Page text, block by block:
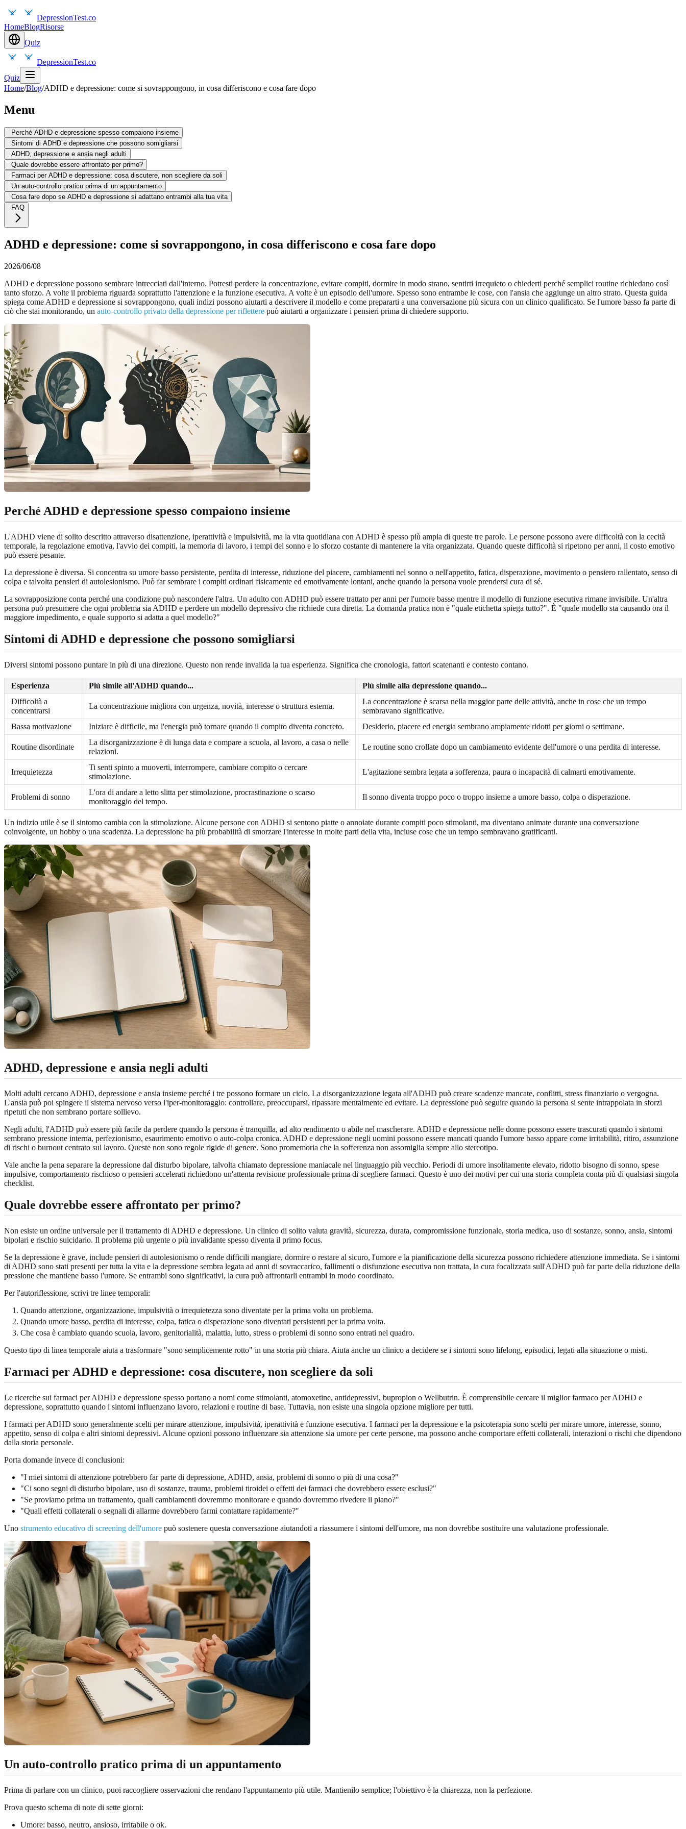
DepressionTest.co
HomeBlogRisorse
Quiz
DepressionTest.co
Quiz
Home/Blog/ADHD e depressione: come si sovrappongono, in cosa differiscono e cosa fare dopo
Menu
Perché ADHD e depressione spesso compaiono insieme
Sintomi di ADHD e depressione che possono somigliarsi
ADHD, depressione e ansia negli adulti
Quale dovrebbe essere affrontato per primo?
Farmaci per ADHD e depressione: cosa discutere, non scegliere da soli
Un auto-controllo pratico prima di un appuntamento
Cosa fare dopo se ADHD e depressione si adattano entrambi alla tua vita
FAQ
ADHD e depressione: come si sovrappongono, in cosa differiscono e cosa fare dopo
2026/06/08
ADHD e depressione possono sembrare intrecciati dall'interno. Potresti perdere la concentrazione, evitare compiti, dormire in modo strano, sentirti irrequieto o chiederti perché semplici routine richiedano così
tanto sforzo. A volte il problema riguarda soprattutto l'attenzione e la funzione esecutiva. A volte è un episodio dell'umore. Spesso sono entrambe le cose, con l'ansia che aggiunge un altro strato. Questa guida
spiega come ADHD e depressione si sovrappongono, quali indizi possono aiutarti a descrivere il modello e come prepararti a una conversazione più sicura con un clinico qualificato. Se l'umore basso fa parte di
ciò che stai monitorando, un auto-controllo privato della depressione per riflettere può aiutarti a organizzare i pensieri prima di chiedere supporto.
Perché ADHD e depressione spesso compaiono insieme
L'ADHD viene di solito descritto attraverso disattenzione, iperattività e impulsività, ma la vita quotidiana con ADHD è spesso più ampia di queste tre parole. Le persone possono avere difficoltà con la cecità
temporale, la regolazione emotiva, l'avvio dei compiti, la memoria di lavoro, i tempi del sonno e lo sforzo costante di mantenere la vita organizzata. Quando queste difficoltà si ripetono per anni, il costo emotivo
può essere pesante.
La depressione è diversa. Si concentra su umore basso persistente, perdita di interesse, riduzione del piacere, cambiamenti nel sonno o nell'appetito, fatica, disperazione, movimento o pensiero rallentato, senso di
colpa e talvolta pensieri di autolesionismo. Può far sembrare i compiti ordinari fisicamente ed emotivamente lontani, anche quando la persona vuole prendersi cura di sé.
La sovrapposizione conta perché una condizione può nascondere l'altra. Un adulto con ADHD può essere trattato per anni per l'umore basso mentre il modello di funzione esecutiva rimane invisibile. Un'altra
persona può presumere che ogni problema sia ADHD e perdere un modello depressivo che richiede cura diretta. La domanda pratica non è "quale etichetta spiega tutto?". È "quale modello sta causando ora il
maggiore impedimento, e quale supporto si adatta a quel modello?"
Sintomi di ADHD e depressione che possono somigliarsi
Diversi sintomi possono puntare in più di una direzione. Questo non rende invalida la tua esperienza. Significa che cronologia, fattori scatenanti e contesto contano.
Esperienza Più simile all'ADHD quando...
Più simile alla depressione quando...
Difficoltà a
concentrarsi
La concentrazione migliora con urgenza, novità, interesse o struttura esterna.
La concentrazione è scarsa nella maggior parte delle attività, anche in cose che un tempo
sembravano significative.
Bassa motivazione
Iniziare è difficile, ma l'energia può tornare quando il compito diventa concreto. Desiderio, piacere ed energia sembrano ampiamente ridotti per giorni o settimane.
Routine disordinate
La disorganizzazione è di lunga data e compare a scuola, al lavoro, a casa o nelle
relazioni.
Le routine sono crollate dopo un cambiamento evidente dell'umore o una perdita di interesse.
Irrequietezza
Ti senti spinto a muoverti, interrompere, cambiare compito o cercare
stimolazione.
L'agitazione sembra legata a sofferenza, paura o incapacità di calmarti emotivamente.
Problemi di sonno
L'ora di andare a letto slitta per stimolazione, procrastinazione o scarso
monitoraggio del tempo.
Il sonno diventa troppo poco o troppo insieme a umore basso, colpa o disperazione.
Un indizio utile è se il sintomo cambia con la stimolazione. Alcune persone con ADHD si sentono piatte o annoiate durante compiti poco stimolanti, ma diventano animate durante una conversazione
coinvolgente, un hobby o una scadenza. La depressione ha più probabilità di smorzare l'interesse in molte parti della vita, incluse cose che un tempo sembravano gratificanti.
ADHD, depressione e ansia negli adulti
Molti adulti cercano ADHD, depressione e ansia insieme perché i tre possono formare un ciclo. La disorganizzazione legata all'ADHD può creare scadenze mancate, conflitti, stress finanziario o vergogna.
L'ansia può poi spingere il sistema nervoso verso l'iper-monitoraggio: controllare, preoccuparsi, ripassare mentalmente ed evitare. La depressione può seguire quando la persona si sente intrappolata in sforzi
ripetuti che non sembrano portare sollievo.
Negli adulti, l'ADHD può essere più facile da perdere quando la persona è tranquilla, ad alto rendimento o abile nel mascherare. ADHD e depressione nelle donne possono essere trascurati quando i sintomi
sembrano pressione interna, perfezionismo, esaurimento emotivo o auto-colpa cronica. ADHD e depressione negli uomini possono essere mancati quando l'umore basso appare come irritabilità, ritiro, assunzione
di rischi o burnout centrato sul lavoro. Queste non sono regole rigide di genere. Sono promemoria che la sofferenza non assomiglia sempre allo stereotipo.
Vale anche la pena separare la depressione dal disturbo bipolare, talvolta chiamato depressione maniacale nel linguaggio più vecchio. Periodi di umore insolitamente elevato, ridotto bisogno di sonno, spese
impulsive, comportamento rischioso o pensieri accelerati richiedono un'attenta revisione professionale prima di scegliere farmaci. Questo è uno dei motivi per cui una storia completa conta più di qualsiasi singola
checklist.
Quale dovrebbe essere affrontato per primo?
Non esiste un ordine universale per il trattamento di ADHD e depressione. Un clinico di solito valuta gravità, sicurezza, durata, compromissione funzionale, storia medica, uso di sostanze, sonno, ansia, sintomi
bipolari e rischio suicidario. Il problema più urgente o più invalidante spesso diventa il primo focus.
Se la depressione è grave, include pensieri di autolesionismo o rende difficili mangiare, dormire o restare al sicuro, l'umore e la pianificazione della sicurezza possono richiedere attenzione immediata. Se i sintomi
di ADHD sono stati presenti per tutta la vita e la depressione sembra legata ad anni di sovraccarico, fallimenti o disfunzione esecutiva non trattata, la cura focalizzata sull'ADHD può far parte della riduzione della
pressione che mantiene basso l'umore. Se entrambi sono significativi, la cura può affrontarli entrambi in modo coordinato.
Per l'autoriflessione, scrivi tre linee temporali:
Quando attenzione, organizzazione, impulsività o irrequietezza sono diventate per la prima volta un problema.
Quando umore basso, perdita di interesse, colpa, fatica o disperazione sono diventati persistenti per la prima volta.
Che cosa è cambiato quando scuola, lavoro, genitorialità, malattia, lutto, stress o problemi di sonno sono entrati nel quadro.
Questo tipo di linea temporale aiuta a trasformare "sono semplicemente rotto" in una storia più chiara. Aiuta anche un clinico a decidere se i sintomi sono lifelong, episodici, legati alla situazione o misti.
Farmaci per ADHD e depressione: cosa discutere, non scegliere da soli
Le ricerche sui farmaci per ADHD e depressione spesso portano a nomi come stimolanti, atomoxetine, antidepressivi, bupropion o Wellbutrin. È comprensibile cercare il miglior farmaco per ADHD e
depressione, soprattutto quando i sintomi influenzano lavoro, relazioni e routine di base. Tuttavia, non esiste una singola opzione migliore per tutti.
I farmaci per ADHD sono generalmente scelti per mirare attenzione, impulsività, iperattività e funzione esecutiva. I farmaci per la depressione e la psicoterapia sono scelti per mirare umore, interesse, sonno,
appetito, senso di colpa e altri sintomi depressivi. Alcune opzioni possono influenzare sia attenzione sia umore per certe persone, ma possono anche comportare effetti collaterali, interazioni o rischi che dipendono
dalla storia personale.
Porta domande invece di conclusioni:
"I miei sintomi di attenzione potrebbero far parte di depressione, ADHD, ansia, problemi di sonno o più di una cosa?"
"Ci sono segni di disturbo bipolare, uso di sostanze, trauma, problemi tiroidei o effetti dei farmaci che dovrebbero essere esclusi?"
"Se proviamo prima un trattamento, quali cambiamenti dovremmo monitorare e quando dovremmo rivedere il piano?"
"Quali effetti collaterali o segnali di allarme dovrebbero farmi contattare rapidamente?"
Uno strumento educativo di screening dell'umore può sostenere questa conversazione aiutandoti a riassumere i sintomi dell'umore, ma non dovrebbe sostituire una valutazione professionale.
Un auto-controllo pratico prima di un appuntamento
Prima di parlare con un clinico, puoi raccogliere osservazioni che rendano l'appuntamento più utile. Mantienilo semplice; l'obiettivo è la chiarezza, non la perfezione.
Prova questo schema di note di sette giorni:
Umore: basso, neutro, ansioso, irritabile o ok.